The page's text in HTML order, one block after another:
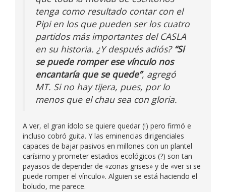
tenga como resultado contar con el
Pipi en los que pueden ser los cuatro
partidos más importantes del CASLA
en su historia. ¿Y después adiós? “Si
se puede romper ese vínculo nos
encantaría que se quede”, agregó
MT. Si no hay tijera, pues, por lo
menos que el chau sea con gloria.
A ver, el gran ídolo se quiere quedar (!) pero firmó e
incluso cobró guita. Y las eminencias dirigenciales
capaces de bajar pasivos en millones con un plantel
carísimo y prometer estadios ecológicos (?) son tan
payasos de depender de «zonas grises» y de «ver si se
puede romper el vínculo». Alguien se está haciendo el
boludo, me parece.